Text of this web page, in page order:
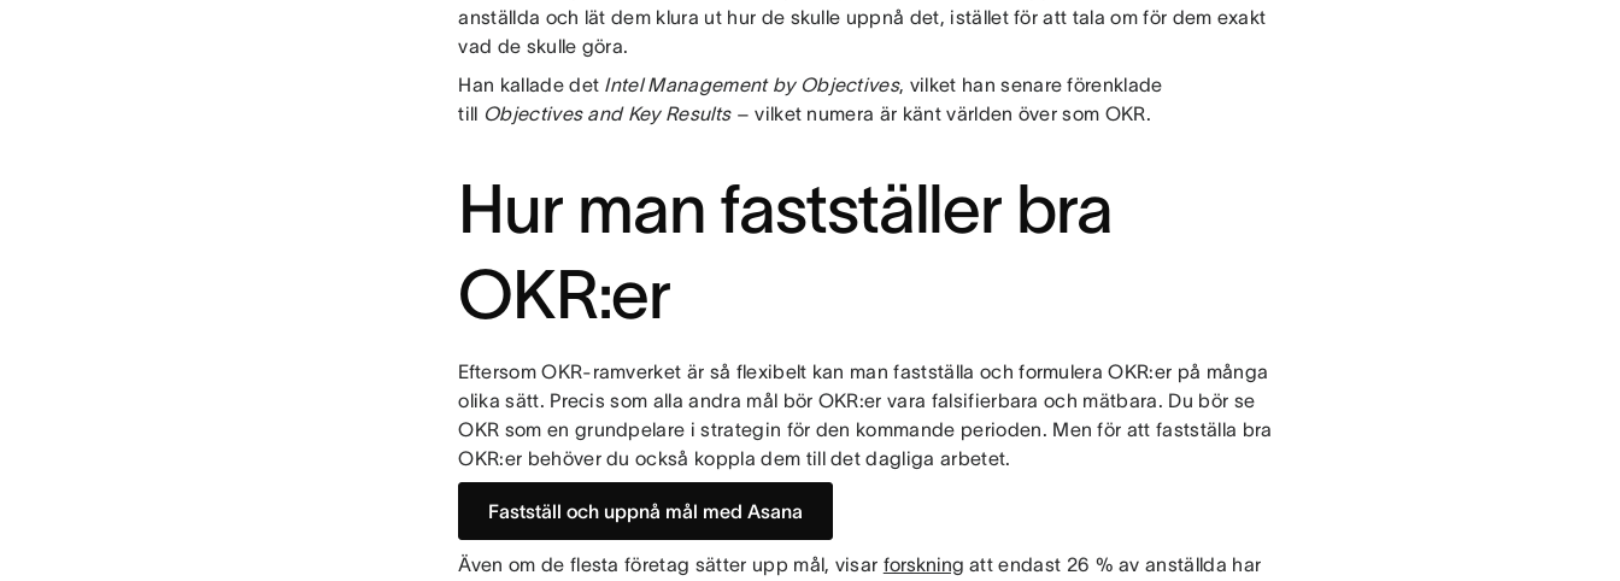
anställda och lät dem klura ut hur de skulle uppnå det, istället för att tala om för dem exakt
vad de skulle göra.
Han kallade det Intel Management by Objectives, vilket han senare förenklade
till Objectives and Key Results– vilket numera är känt världen över som OKR.
Hur man fastställer bra
OKR:er
Eftersom OKR-ramverket är så flexibelt kan man fastställa och formulera OKR:er på många
olika sätt. Precis som alla andra mål bör OKR:er vara falsifierbara och mätbara. Du bör se
OKR som en grundpelare i strategin för den kommande perioden. Men för att fastställa bra
OKR:er behöver du också koppla dem till det dagliga arbetet.
Fastställ och uppnå mål med Asana
Även om de flesta företag sätter upp mål, visar forskning att endast 26 % av anställda har